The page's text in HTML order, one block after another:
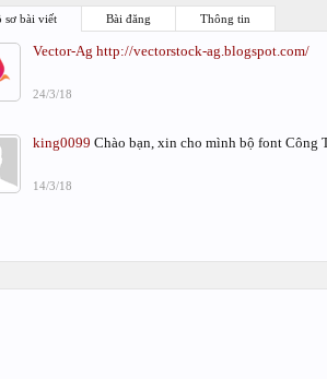
sơ bài viết Bài đăng Thông tin
Vector-Ag http://vectorstock-ag.blogspot.com/
24/3/18
king0099 Chào bạn, xin cho mình bộ font Công
14/3/18